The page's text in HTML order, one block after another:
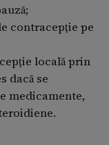
contracepţie pe
locală prin
dacă se
medicamente,